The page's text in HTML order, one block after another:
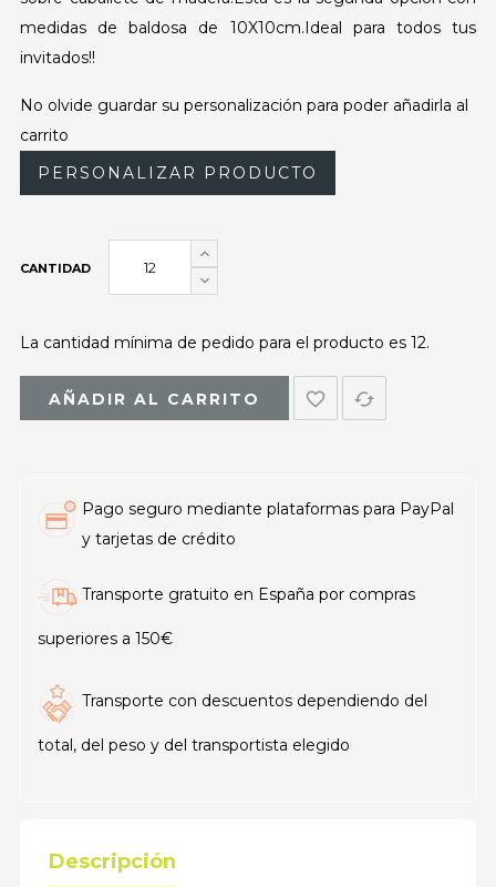
medidas de baldosa de 10X10cm.Ideal para todos tus
invitados!!
No olvide guardar su personalización para poder añadirla al
carrito
PERSONALIZAR PRODUCTO
CANTIDAD
La cantidad mínima de pedido para el producto es 12.
AÑADIR AL CARRITO favorite_border cached
Pago seguro mediante plataformas para PayPal
y tarjetas de crédito
Transporte gratuito en España por compras
superiores a 150€
Transporte con descuentos dependiendo del
total, del peso y del transportista elegido
Descripción